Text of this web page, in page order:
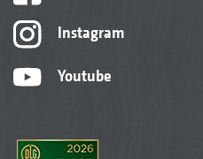
Instagram
Youtube